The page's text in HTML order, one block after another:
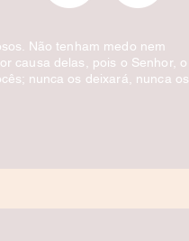
Não tenham medo nem
causa delas, pois o Senhor, o
nunca os deixará, nunca os